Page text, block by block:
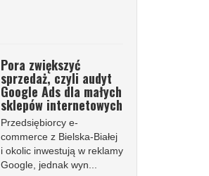
Pora zwiększyć
sprzedaż, czyli audyt
Google Ads dla małych
sklepów internetowych
Przedsiębiorcy e-
commerce z Bielska-Białej
i okolic inwestują w reklamy
Google, jednak wyn...